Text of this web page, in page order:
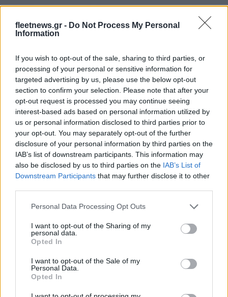
fleetnews.gr - Do Not Process My Personal
Information
If you wish to opt-out of the sale, sharing to third parties, or
processing of your personal or sensitive information for
targeted advertising by us, please use the below opt-out
section to confirm your selection. Please note that after your
opt-out request is processed you may continue seeing
interest-based ads based on personal information utilized by
us or personal information disclosed to third parties prior to
your opt-out. You may separately opt-out of the further
disclosure of your personal information by third parties on the
IAB’s list of downstream participants. This information may
also be disclosed by us to third parties on the IAB’s List of
Downstream Participants that may further disclose it to other
Please note that this website/app uses one or more Google
not limited to your visit or usage behaviour. You may click to
grant or deny consent to Google and its third-party tags to
use your data for below specified purposes in below Google
consent section.
Personal Data Processing Opt Outs
I want to opt-out of the Sharing of my
personal data.
Opted In
I want to opt-out of the Sale of my
Personal Data.
Opted In